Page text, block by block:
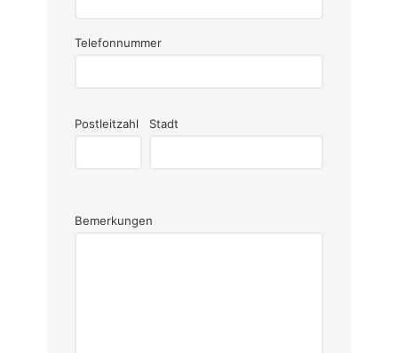
Telefonnummer
Postleitzahl Stadt
Bemerkungen